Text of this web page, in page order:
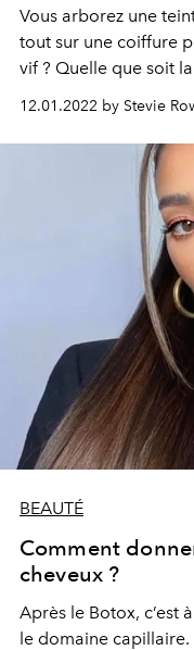
Vous arborez une
tout sur une coiffure
vif ? Quelle que soit
12.01.2022 by Stevie
BEAUTÉ
Comment
cheveux ?
Après le Botox, c’est
le domaine capillaire.